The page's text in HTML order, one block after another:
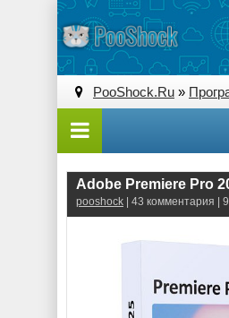
PooShock.Ru »
pooshock | 43 комментария |